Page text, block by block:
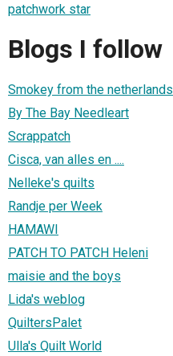
patchwork star
Blogs I follow
Smokey from the netherlands
By The Bay Needleart
Scrappatch
Cisca, van alles en ....
Nelleke's quilts
Randje per Week
HAMAWI
PATCH TO PATCH Heleni
maisie and the boys
Lida's weblog
QuiltersPalet
Ulla's Quilt World